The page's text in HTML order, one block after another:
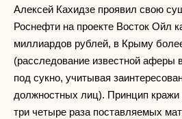
Алексей Кахидзе проявил свою
Роснефти на проекте Восток Ойл
миллиардов рублей, в Крыму
(расследование известной аферы
под сукно, учитывая
должностных лиц). Принцип
три четыре раза поставляемых